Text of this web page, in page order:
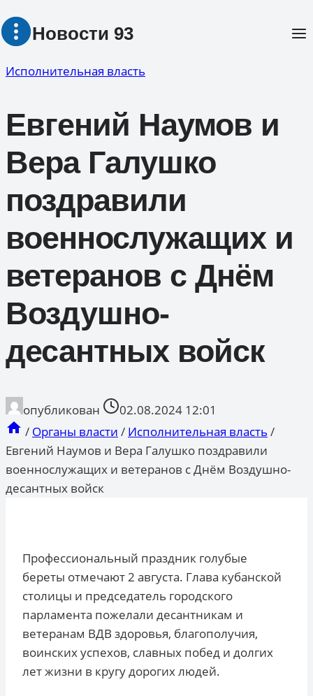
Перейти
Новости 93
Исполнительная власть
Евгений Наумов и
Вера Галушко
поздравили
военнослужащих и
ветеранов с Днём
Воздушно-
десантных войск
опубликован
02.08.2024 12:01
/ Органы власти / Исполнительная власть /
Евгений Наумов и Вера Галушко поздравили
военнослужащих и ветеранов с Днём Воздушно-
десантных войск
Профессиональный праздник голубые
береты отмечают 2 августа. Глава кубанской
столицы и председатель городского
парламента пожелали десантникам и
ветеранам ВДВ здоровья, благополучия,
воинских успехов, славных побед и долгих
лет жизни в кругу дорогих людей.